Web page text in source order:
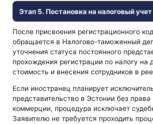
Этап 5. Постановка на налоговый учет
После присвоения регистрационного
обращается в Налогово-таможенный
уточнения статуса постоянного
прохождения регистрации по налогу на
стоимость и внесения сотрудников в
Если иностранец планирует
представительство в Эстонии без права
коммерции, процедура исключает
Заявителю не требуется проходить